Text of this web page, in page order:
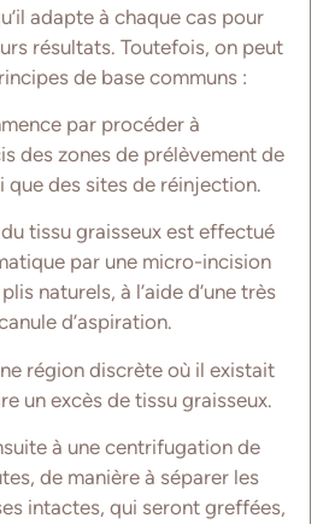
adapte à chaque cas pour
résultats. Toutefois, on peut
de base communs :
par procéder à
des zones de prélèvement de
que des sites de réinjection.
tissu graisseux est effectué
par une micro-incision
naturels, à l’aide d’une très
d’aspiration.
région discrète où il existait
un excès de tissu graisseux.
à une centrifugation de
de manière à séparer les
intactes, qui seront greffées,